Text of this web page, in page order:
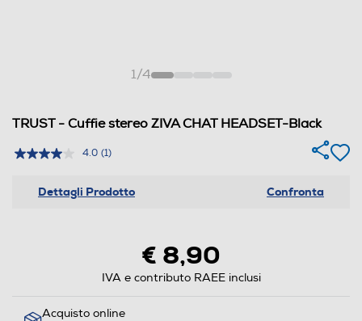
1/4
TRUST - Cuffie stereo ZIVA CHAT HEADSET-Black
4.0 (1)
Dettagli Prodotto Confronta
€ 8,90
IVA e contributo RAEE inclusi
Acquisto online